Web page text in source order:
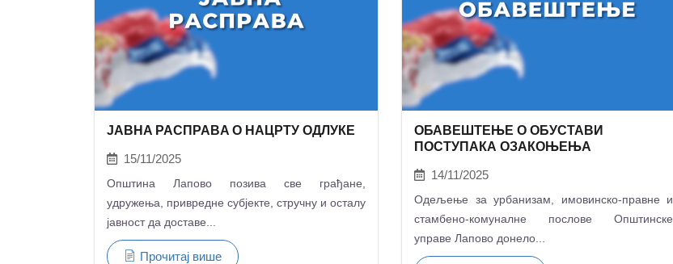
JАВНA РАСПРАВA О НАЦРТУ ОДЛУКЕ
15/11/2025
Општина Лапово позива све грађане,
удружења, привредне субјекте, стручну и осталу
јавност да доставе...
Прочитај више
ОБАВЕШТЕЊЕ О ОБУСТАВИ
ПОСТУПАКА ОЗАКОЊЕЊА
14/11/2025
Одељење за урбанизам, имовинско-правне и
стамбено-комуналне послове Општинске
управе Лапово донело...